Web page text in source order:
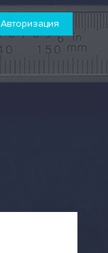
Авторизация